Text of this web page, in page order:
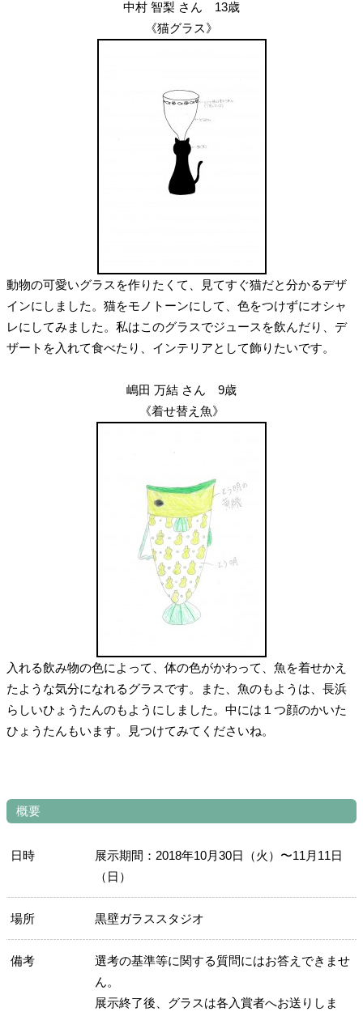
中村 智梨 さん 13歳
《猫グラス》
動物の可愛いグラスを作りたくて、見てすぐ猫だと分かるデザ
インにしました。猫をモノトーンにして、色をつけずにオシャ
レにしてみました。私はこのグラスでジュースを飲んだり、デ
ザートを入れて食べたり、インテリアとして飾りたいです。
嶋田 万結 さん 9歳
《着せ替え魚》
入れる飲み物の色によって、体の色がかわって、魚を着せかえ
たような気分になれるグラスです。また、魚のもようは、長浜
らしいひょうたんのもようにしました。中には１つ顔のかいた
ひょうたんもいます。見つけてみてくださいね。
概要
日時
展示期間：2018年10月30日（火）〜11月11日
（日）
場所 黒壁ガラススタジオ
備考
選考の基準等に関する質問にはお答えできませ
ん。
展示終了後、グラスは各入賞者へお送りしま